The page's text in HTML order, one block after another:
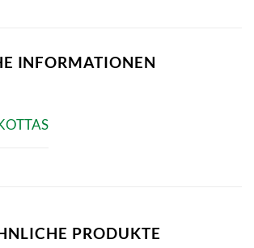
INFORMATIONEN
PRODUKTE